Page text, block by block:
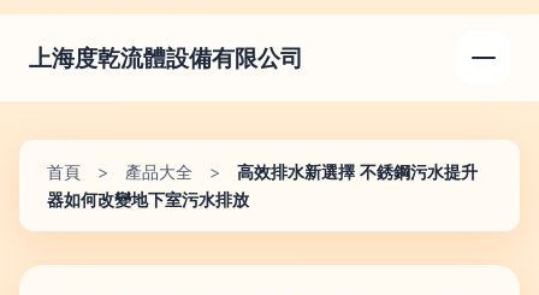
上海度乾流體設備有限公司
首頁 > 產品大全 >
高效排水新選擇 不銹鋼污水提升
器如何改變地下室污水排放